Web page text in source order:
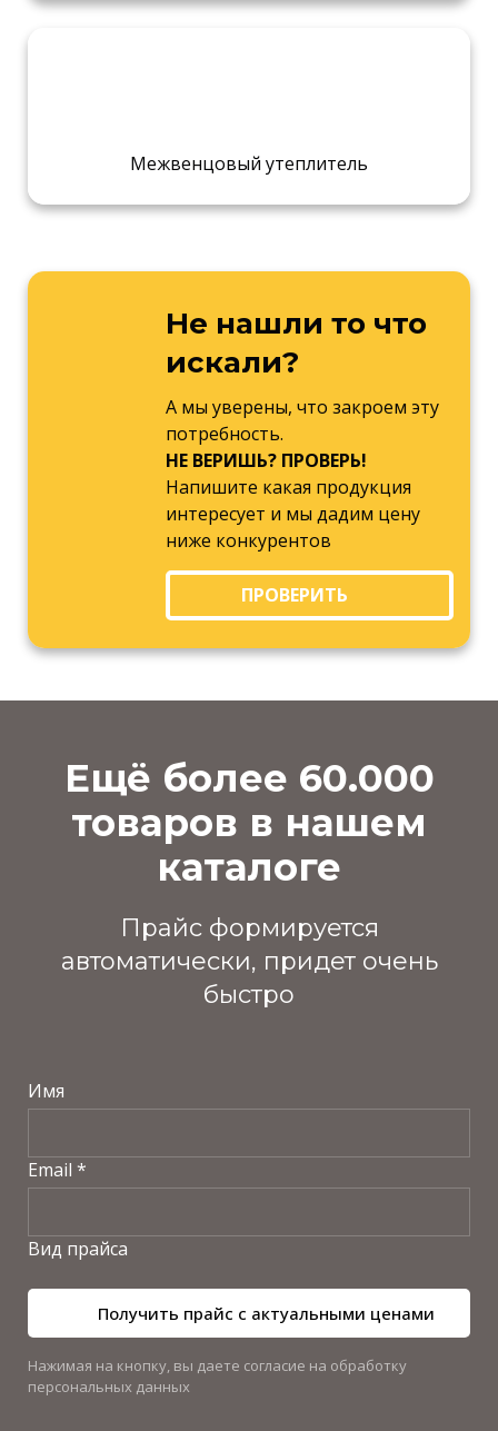
Межвенцовый утеплитель
Не нашли то что
искали?
А мы уверены, что закроем эту
потребность.
НЕ ВЕРИШЬ? ПРОВЕРЬ!
Напишите какая продукция
интересует и мы дадим цену
ниже конкурентов
ПРОВЕРИТЬ
Ещё более 60.000
товаров в нашем
каталоге
Прайс формируется
автоматически, придет очень
быстро
Имя
Email *
Вид прайса
Получить прайс с актуальными ценами
Нажимая на кнопку, вы даете согласие на обработку
персональных данных